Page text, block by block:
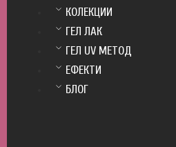
КОЛЕКЦИИ
ГЕЛ ЛАК
ГЕЛ UV МЕТОД
ЕФЕКТИ
БЛОГ